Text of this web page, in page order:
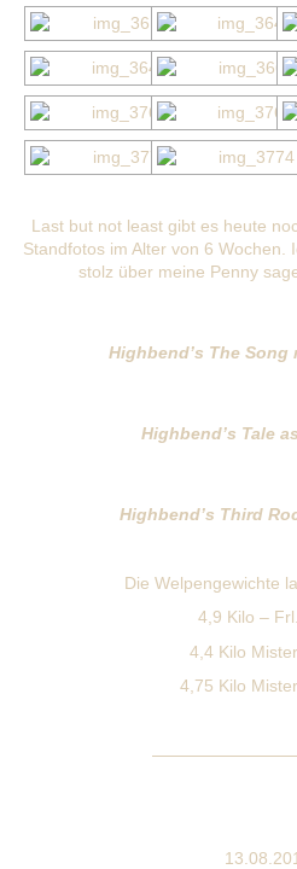
Last but not least gibt es heute
Standfotos im Alter von 6 Wochen.
stolz über meine Penny
Highbend’s The Song
Highbend’s Tale
Highbend’s Third
Die Welpengewichte
4,9 Kilo –
4,4 Kilo
4,75 Kilo